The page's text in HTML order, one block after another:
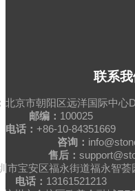
联系我
北京市朝阳区远洋国际中心
邮编： 100025
电话： +86-10-84351669
咨询：
售后：
市宝安区福永街道福永智荟
电话： 13161521213